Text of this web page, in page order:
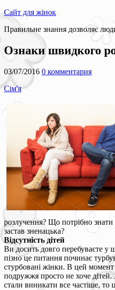
Сайт для жінок
Правильне знання дозволяє
Ознаки швидкого
03/07/2016 0 комментария
Сім'я
розлучення? Що потрібно
застав зненацька?
Відсутність дітей
Ви досить довго перебуваєте у
пізно це питання починає
стурбовані жінки. В цей
подружжя просто не хоче
стали виникати все частіше, то